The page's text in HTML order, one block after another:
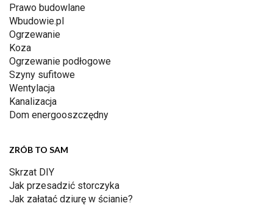
Prawo budowlane
Wbudowie.pl
Ogrzewanie
Koza
Ogrzewanie podłogowe
Szyny sufitowe
Wentylacja
Kanalizacja
Dom energooszczędny
ZRÓB TO SAM
Skrzat DIY
Jak przesadzić storczyka
Jak załatać dziurę w ścianie?